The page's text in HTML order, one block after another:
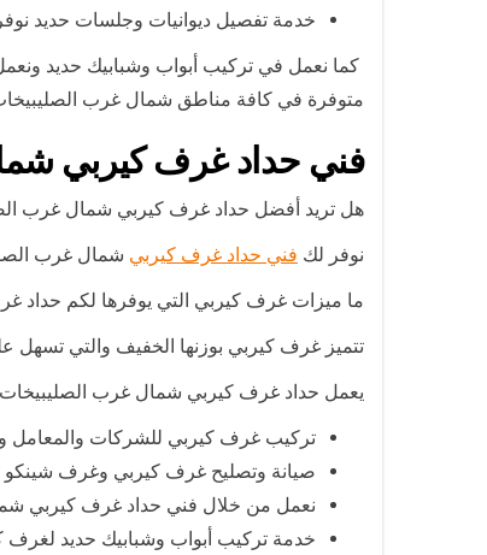
خدمة تفصيل ديوانيات وجلسات حديد
كما نعمل في تركيب أبواب وشبابيك حديد
متوفرة في كافة مناطق شمال غرب الصليبيخات
فني حداد غرف كيربي
هل تريد أفضل حداد غرف كيربي شمال غرب
نوفر لك فني حداد غرف كيربي شمال غرب
ما ميزات غرف كيربي التي يوفرها لكم حداد
تتميز غرف كيربي بوزنها الخفيف والتي تسهل
يعمل حداد غرف كيربي شمال غرب الصليبيخات
تركيب غرف كيربي للشركات والمعامل
صيانة وتصليح غرف كيربي وغرف
نعمل من خلال فني حداد غرف كيربي
خدمة تركيب أبواب وشبابيك حديد